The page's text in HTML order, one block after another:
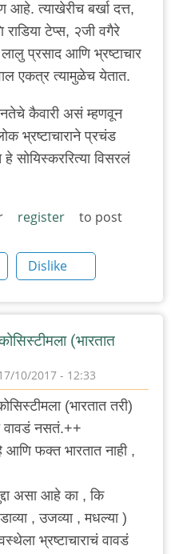
आहे. त्याखेरीच बर्खा दत्त,
टेप्स, २जी वगैरे
प्रसाद आणि भ्रष्टाचार
एकत्र त्यामुळेच येतात.
कैवारी असं म्हणवून
भ्रष्टाचाराने प्रचंड
सोयिस्कररित्या विसरलं
register
to post
Dislike
(भारतात
10/2017 - 12:33
(भारतात तरी)
वावडं नसतं.++
फक्त भारतात नाही ,
असा आहे का , कि
, उजव्या , मधल्या )
भ्रष्टाचाराचं वावडं